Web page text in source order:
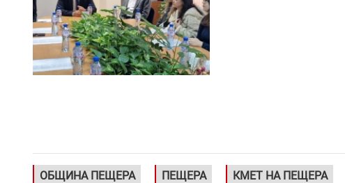
ОБЩИНА ПЕЩЕРА ПЕЩЕРА КМЕТ НА ПЕЩЕРА